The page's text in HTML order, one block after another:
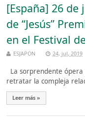
[España] 26 de
de “Jesús”
en el Festival
ESJAPON 24, jul, 2019
La sorprendente
retratar la compleja
Leer más »